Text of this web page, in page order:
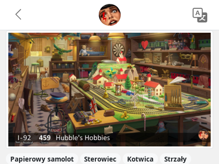
Papierowy samolot Sterowiec Kotwica
Strzały